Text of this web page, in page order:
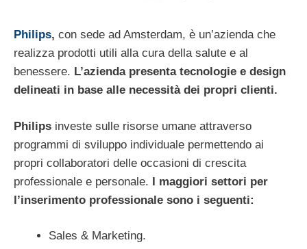
Philips, con sede ad Amsterdam, è un’azienda che
realizza prodotti utili alla cura della salute e al
benessere. L’azienda presenta tecnologie e design
delineati in base alle necessità dei propri clienti.
Philips investe sulle risorse umane attraverso
programmi di sviluppo individuale permettendo ai
propri collaboratori delle occasioni di crescita
professionale e personale. I maggiori settori per
l’inserimento professionale sono i seguenti:
Sales & Marketing.